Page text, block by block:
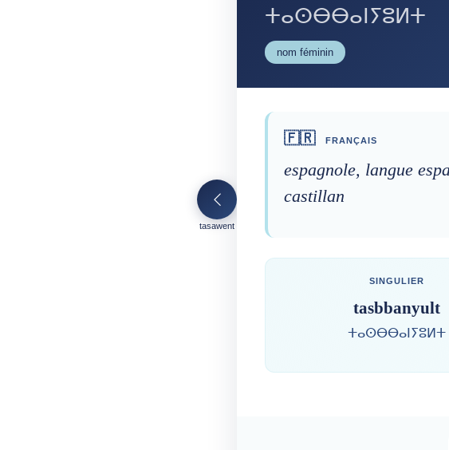
tasawent
ⵜⴰⵙⴱⴱⴰⵏⵢⵓⵍⵜ
nom féminin
🇫🇷 FRANÇAIS
espagnole, langue
castillan
SINGULIER
tasbbanyult
ⵜⴰⵙⴱⴱⴰⵏⵢⵓⵍⵜ